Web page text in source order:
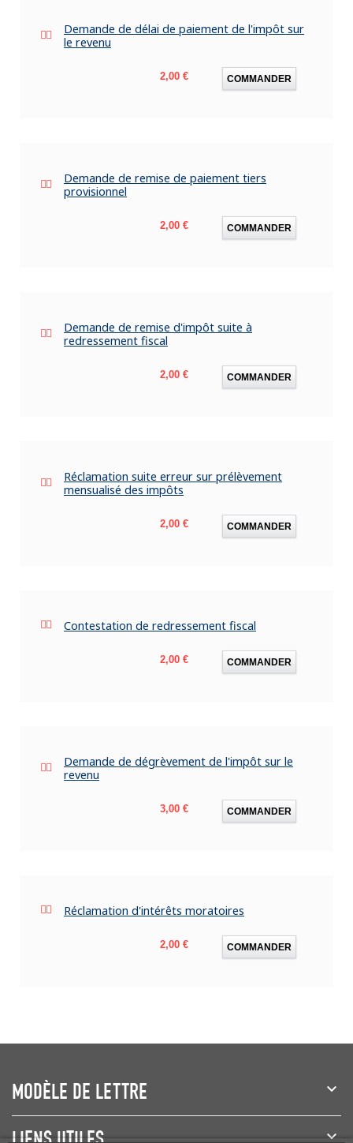
Demande de délai de paiement de l'impôt sur
le revenu
Prix
2,00 € COMMANDER
Demande de remise de paiement tiers
provisionnel
Prix
2,00 € COMMANDER
Demande de remise d'impôt suite à
redressement fiscal
Prix
2,00 € COMMANDER
Réclamation suite erreur sur prélèvement
mensualisé des impôts
Prix
2,00 € COMMANDER
Contestation de redressement fiscal
Prix
2,00 € COMMANDER
Demande de dégrèvement de l'impôt sur le
revenu
Prix
3,00 € COMMANDER
Réclamation d'intérêts moratoires
Prix
2,00 € COMMANDER
MODÈLE DE LETTRE